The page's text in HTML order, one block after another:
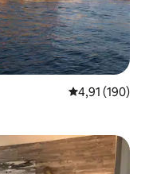
4,91 de uma
4,91 (190)